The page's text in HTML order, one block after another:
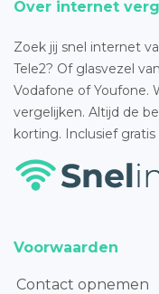
Over internet
Zoek jij snel internet
Tele2? Of glasvezel
Vodafone of Youfone.
vergelijken. Altijd de
korting. Inclusief
Voorwaarden
Contact opnemen